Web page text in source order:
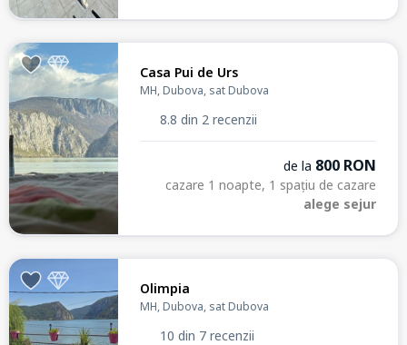
Casa Pui de Urs
MH, Dubova, sat Dubova
8.8 din 2 recenzii
de la 800 RON
cazare 1 noapte, 1 spațiu de cazare
alege sejur
Olimpia
MH, Dubova, sat Dubova
10 din 7 recenzii